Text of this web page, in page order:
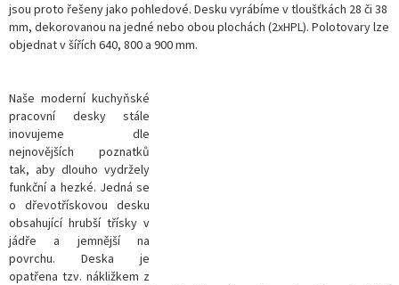
jsou proto řešeny jako pohledové. Desku vyrábíme v tloušťkách 28 či 38
mm, dekorovanou na jedné nebo obou plochách (2xHPL). Polotovary lze
objednat v šířích 640, 800 a 900 mm.
Naše moderní kuchyňské
pracovní desky stále
inovujeme dle
nejnovějších poznatků
tak, aby dlouho vydržely
funkční a hezké. Jedná se
o dřevotřískovou desku
obsahující hrubší třísky v
jádře a jemnější na
povrchu. Deska je
opatřena tzv. nákližkem z